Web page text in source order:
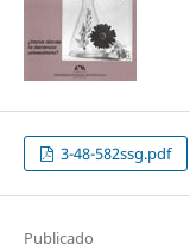
3-48-582ssg.pdf
Publicado